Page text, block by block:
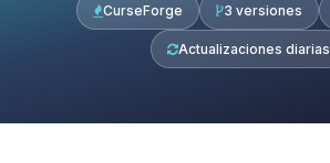
CurseForge 3 versiones
Actualizaciones diarias